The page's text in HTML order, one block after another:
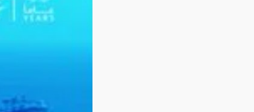
ئة
العا
ج